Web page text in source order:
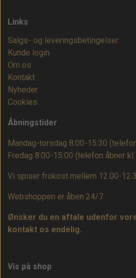
Links
Salgs- og leveringsbetingelser
Kunde login
Om os
Kontakt
Nyheder
Cookies
Åbningstider
Mandag-torsdag 8:00-15:30
Fredag 8:00-15:00 (telefon åbner
Vi spiser frokost mellem 12.00-
Webshoppen er åben 24/7.
Ønsker du en aftale udenfor
kontakt os endelig.
Vis på shop